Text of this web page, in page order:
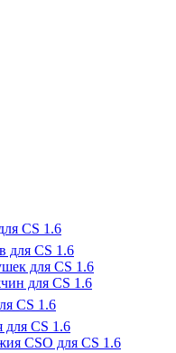
CS 1.6
для CS 1.6
для CS 1.6
для CS 1.6
CS 1.6
CS 1.6
CSO для CS 1.6